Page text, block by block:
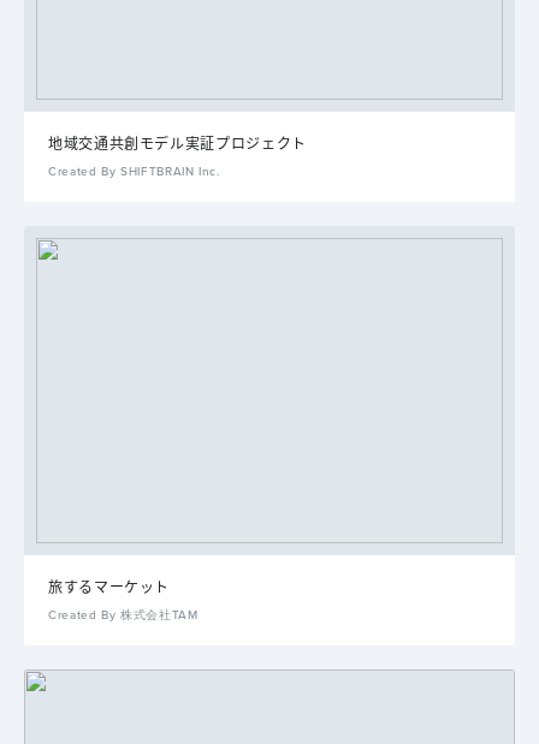
地域交通共創モデル実証プロジェクト
Created By SHIFTBRAIN Inc.
旅するマーケット
Created By 株式会社TAM